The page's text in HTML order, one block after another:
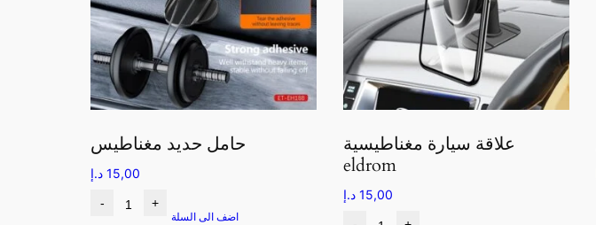
حامل حديد مغناطيس
15,00 د.إ
- +
اضف الى السلة
علاقة سيارة مغناطيسية
eldrom
15,00 د.إ